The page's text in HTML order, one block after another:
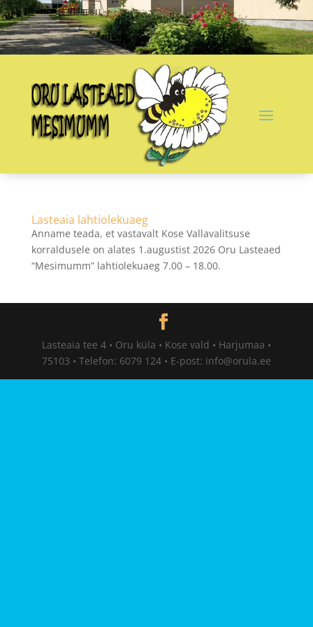
Lasteaia lahtiolekuaeg
Anname teada, et vastavalt Kose Vallavalitsuse
korraldusele on alates 1.augustist 2026 Oru Lasteaed
“Mesimumm” lahtiolekuaeg 7.00 – 18.00.
Lasteaia tee 4 • Oru küla • Kose vald • Harjumaa •
75103 • Telefon: 6079 124 • E-post: info@orula.ee